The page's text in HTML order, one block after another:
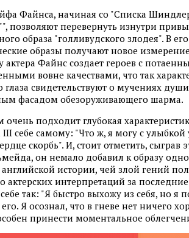
Файнса, начиная со "Списка
позволяют перевернуть изнутри
образа "голливудского злодея". В
образы получают новое
актера Файнс создает героев с
вовне качествами, что так
глаза свидетельствуют о мучениях
фасадом обезоруживающего шарма.
очень подходит глубокая
себе самому: "Что ж, я могу с улыбкой
скорбь". И, стоит отметить, сыграв
он немало добавил к образу
истории, чей злой гений
актерских интерпретаций за
так: "Я быстро выхожу из себя, но я
Я осознал, что в гневе нет ничего
принести моментальное